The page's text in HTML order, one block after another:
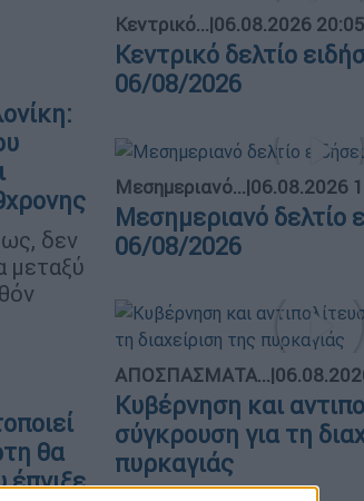
δεν
μεταξύ
θα
έπνιξε
Κεντρικό...|06.08.2026 20:05
Κεντρικό δελτίο
06/08/2026
Μεσημεριανό...|06.08.2026
Μεσημεριανό δελτίο
06/08/2026
ΑΠΟΣΠΑΣΜΑΤΑ...|
Κυβέρνηση και
σύγκρουση για τη
πυρκαγιάς